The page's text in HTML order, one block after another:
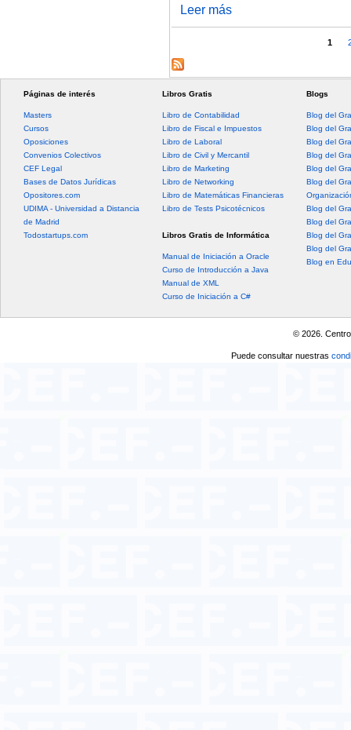
Leer más
1
Páginas de interés
Masters
Cursos
Oposiciones
Convenios Colectivos
CEF Legal
Bases de Datos Jurídicas
Opositores.com
UDIMA - Universidad a Distancia
de Madrid
Todostartups.com
Libros Gratis
Libro de Contabilidad
Libro de Fiscal e Impuestos
Libro de Laboral
Libro de Civil y Mercantil
Libro de Marketing
Libro de Networking
Libro de Matemáticas Financieras
Libro de Tests Psicotécnicos
Libros Gratis de Informática
Manual de Iniciación a Oracle
Curso de Introducción a Java
Manual de XML
Curso de Iniciación a C#
Blogs
Blog del
Blog del
Blog del
Blog del
Blog del
Blog del
Blog del
Blog del
Blog del
Blog del
Blog en
© 2026.
Puede consultar nuestras